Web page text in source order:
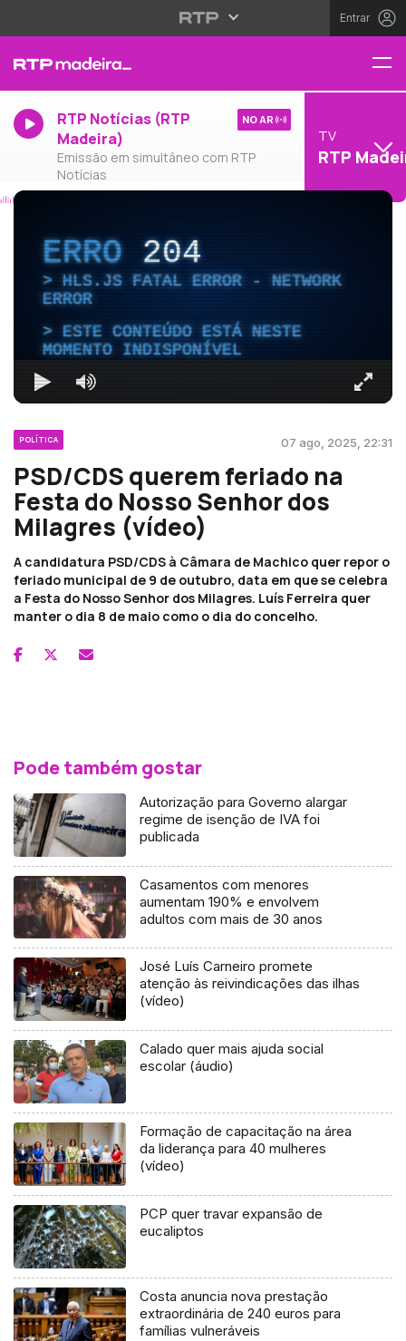
Entrar
RTP Notícias (RTP
Madeira)
Emissão em simultâneo com RTP
Notícias
NO AR
TV
RTP
ERRO204
HLS.JS FATAL ERROR - NETWORK
ERROR
ESTE CONTEÚDO ESTÁ NESTE
MOMENTO INDISPONÍVEL
POLÍTICA 07 ago, 2025, 22:31
PSD/CDS querem feriado na
Festa do Nosso Senhor dos
Milagres (vídeo)
A candidatura PSD/CDS à Câmara de Machico quer repor o
feriado municipal de 9 de outubro, data em que se celebra
a Festa do Nosso Senhor dos Milagres. Luís Ferreira quer
manter o dia 8 de maio como o dia do concelho.
Pode também gostar
Autorização para Governo alargar
regime de isenção de IVA foi
publicada
Casamentos com menores
aumentam 190% e envolvem
adultos com mais de 30 anos
José Luís Carneiro promete
atenção às reivindicações das ilhas
(vídeo)
Calado quer mais ajuda social
escolar (áudio)
Formação de capacitação na área
da liderança para 40 mulheres
(vídeo)
PCP quer travar expansão de
eucaliptos
Costa anuncia nova prestação
extraordinária de 240 euros para
famílias vulneráveis